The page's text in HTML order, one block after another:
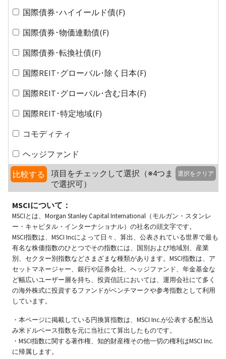
国際債券･ハイイールド債(F)
国際債券･物価連動債(F)
国際債券･転換社債(F)
国際REIT･グローバル･除く日本(F)
国際REIT･グローバル･含む日本(F)
国際REIT･特定地域(F)
コモディティ
ヘッジファンド
比較する
項目をチェックして選択（※4つま
で選択可）
選択をクリア
MSCIについて：
MSCIとは、Morgan Stanley Capital International（モルガン・スタンレ
ー・キャピタル・インターナショナル）の社名の頭文字です。
MSCI指数は、MSCI Incによって日々、算出、公表されている世界で最も
有名な株価指数のひとつでその指数には、国別および地域別、産業
別、セクター別指数などさまざまな種類があります。MSCI指数は、ア
セットマネージャー、銀行や証券会社、ヘッジファンド、年金基金な
ど幅広いユーザー層を持ち、投資信託においては、運用会社にて多く
の海外株式に投資するファンドがベンチマークや参考指数として利用
しています。
・本ページに掲載している円換算指数は、MSCI Inc.が公表する配当込
み米ドルベース指数を元に当社にて算出したものです。
・MSCI指数に関する著作権、知的財産権その他一切の権利はMSCI Inc.
に帰属します。